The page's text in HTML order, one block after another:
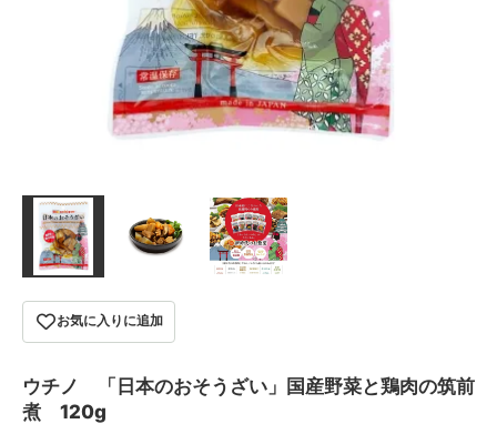
お気に入りに追加
ウチノ 「日本のおそうざい」国産野菜と鶏肉の筑前
煮 120g